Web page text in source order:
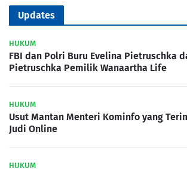
Updates
HUKUM
FBI dan Polri Buru Evelina Pietruschka
Pietruschka Pemilik Wanaartha Life
HUKUM
Usut Mantan Menteri Kominfo yang
Judi Online
HUKUM